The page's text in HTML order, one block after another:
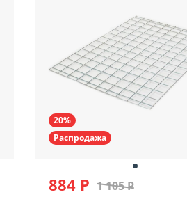
20%
Распродажа
884 Р 1 105 Р